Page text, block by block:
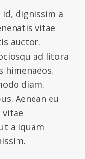
dignissim a
vitae
auctor.
ad litora
himenaeos.
diam.
Aenean eu
vitae
aliquam